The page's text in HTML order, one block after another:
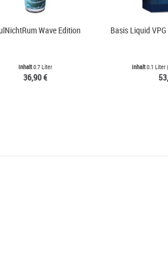
Wave Edition
Inhalt0.7 Liter
36,90 €
Basis Liquid
Inhalt0.1 Liter(